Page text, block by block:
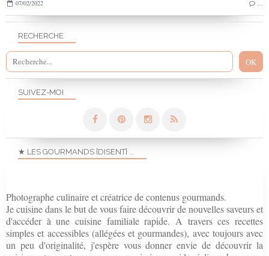
SUIVEZ-MOI
RECHERCHE
07/02/2022
★ LES GOURMANDS {DISENT} ...
Photographe culinaire et créatrice de contenus gourmands.
Je cuisine dans le but de vous faire découvrir de nouvelles saveurs et
d'accéder à une cuisine familiale rapide. A travers ces recettes
simples et accessibles (allégées et gourmandes), avec toujours avec
un peu d'originalité, j'espère vous donner envie de découvrir la